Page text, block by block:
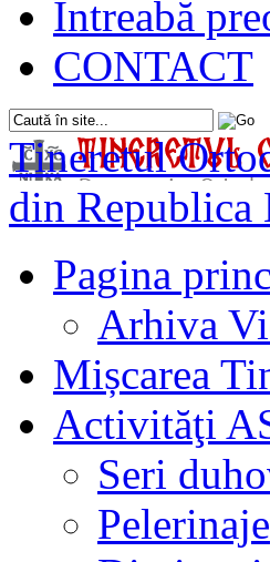
Întreabă
CONTACT
Tineretul
din
Pagina
Arhiva
Mișcarea
Activităţi
Seri
Pelerinaje